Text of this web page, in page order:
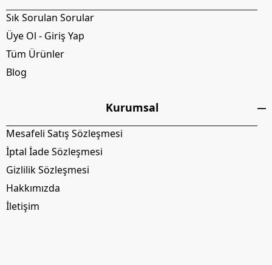
Sık Sorulan Sorular
Üye Ol - Giriş Yap
Tüm Ürünler
Blog
Kurumsal
Mesafeli Satış Sözleşmesi
İptal İade Sözleşmesi
Gizlilik Sözleşmesi
Hakkımızda
İletişim